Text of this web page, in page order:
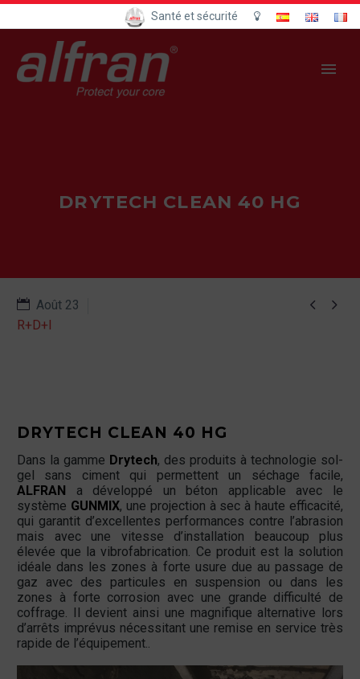
Santé et sécurité
DRYTECH CLEAN 40 HG
 
Août 23
R+D+I
DRYTECH CLEAN 40 HG
Dans la gamme Drytech, des produits à technologie sol-
gel sans ciment qui permettent un séchage facile,
ALFRAN
a développé un béton applicable avec le
système GUNMIX, une projection à sec à haute efficacité,
qui garantit d’excellentes performances contre l’abrasion
mais avec une vitesse d’installation beaucoup plus
élevée que la vibrofabrication. Ce produit est la solution
idéale dans les zones à forte usure due au passage de
gaz avec des particules en suspension ou dans les
zones à forte corrosion avec une grande difficulté de
coffrage. Il devient ainsi une magnifique alternative lors
d’arrêts imprévus nécessitant une remise en service très
rapide de l’équipement..